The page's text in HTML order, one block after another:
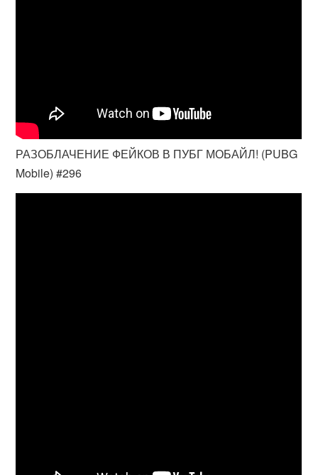
РАЗОБЛАЧЕНИЕ ФЕЙКОВ В ПУБГ МОБАЙЛ! (PUBG
Mobile) #296